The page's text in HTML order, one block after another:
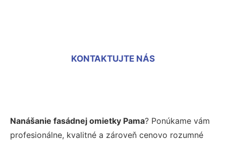
KONTAKTUJTE NÁS
Nanášanie fasádnej omietky Pama? Ponúkame vám
profesionálne, kvalitné a zároveň cenovo rozumné